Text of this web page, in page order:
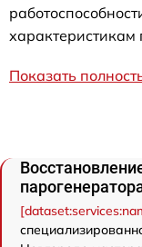
Показать